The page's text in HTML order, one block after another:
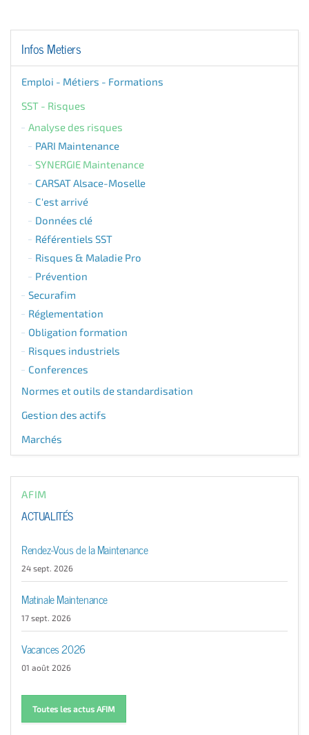
Infos Metiers
Emploi - Métiers - Formations
SST - Risques
Analyse des risques
PARI Maintenance
SYNERGIE Maintenance
CARSAT Alsace-Moselle
C'est arrivé
Données clé
Référentiels SST
Risques & Maladie Pro
Prévention
Securafim
Réglementation
Obligation formation
Risques industriels
Conferences
Normes et outils de standardisation
Gestion des actifs
Marchés
AFIM
ACTUALITÉS
Rendez-Vous de la Maintenance
24 sept. 2026
Matinale Maintenance
17 sept. 2026
Vacances 2026
01 août 2026
Toutes les actus AFIM